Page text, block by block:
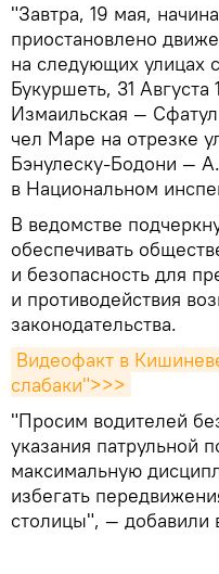
"Завтра, 19 мая,
приостановлено
на следующих улицах
Букуршеть, 31
Измаильская —
чел Маре на отрезке
Бэнулеску-Бодони —
в Национальном
В ведомстве
обеспечивать
и безопасность для
и противодействия
законодательства.
Видеофакт в
слабаки">>>
"Просим водителей
указания патрульной
максимальную
избегать
столицы", — добавили